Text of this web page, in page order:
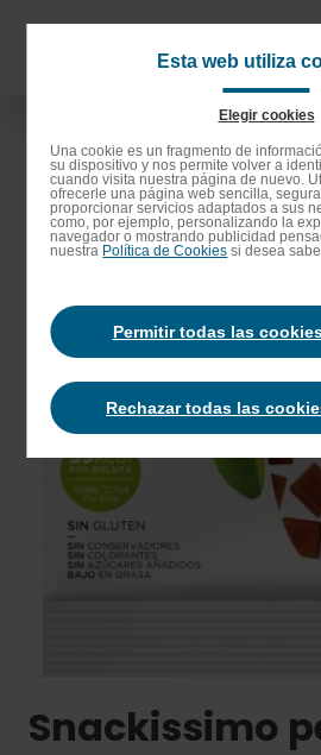
Snackissimo
Esta web utiliza
Elegir cookies
Una cookie es un fragmento de
su dispositivo y nos permite volver a
cuando visita nuestra página de nuevo.
ofrecerle una página web sencilla,
proporcionar servicios adaptados a sus
como, por ejemplo, personalizando la
navegador o mostrando publicidad
nuestra Política de Cookies si desea
Permitir todas las
Rechazar todas las